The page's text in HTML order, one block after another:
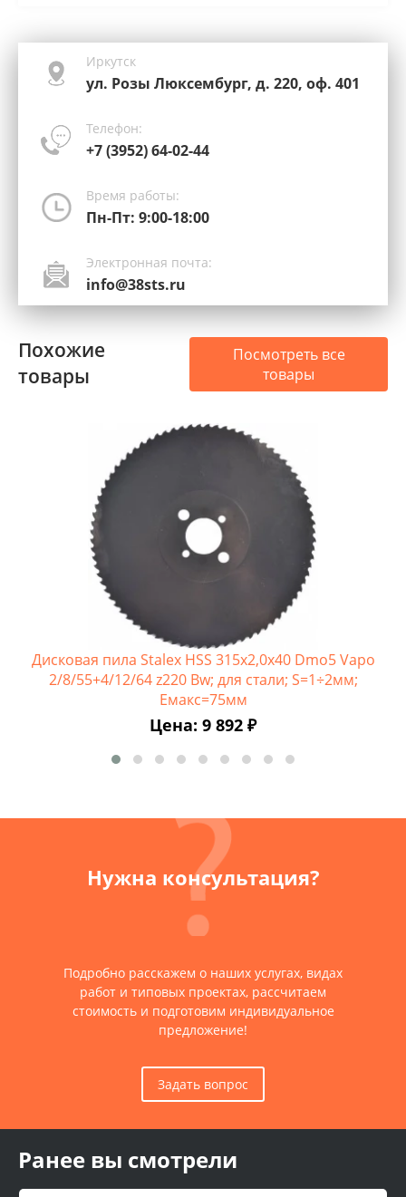
Иркутск
ул. Розы Люксембург, д. 220, оф. 401
Телефон:
+7 (3952) 64-02-44
Время работы:
Пн-Пт: 9:00-18:00
Электронная почта:
info@38sts.ru
Похожие
товары
Посмотреть все
товары
Дисковая пила Stalex HSS 315х2,0х40 Dmo5 Vapo
2/8/55+4/12/64 z220 Bw; для стали; S=1÷2мм;
Емакс=75мм
Цена: 9 892 ₽
Нужна консультация?
Подробно расскажем о наших услугах, видах
работ и типовых проектах, рассчитаем
стоимость и подготовим индивидуальное
предложение!
Задать вопрос
Ранее вы смотрели